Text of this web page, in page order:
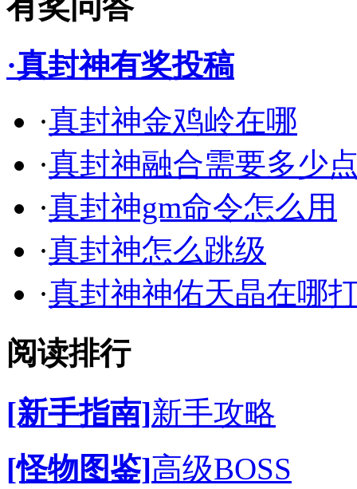
·真封神有奖投稿
·真封神金鸡岭在哪
·真封神融合需要多少
·真封神gm命令怎么用
·真封神怎么跳级
·真封神神佑天晶在哪
阅读排行
[新手指南]新手攻略
[怪物图鉴]高级BOSS